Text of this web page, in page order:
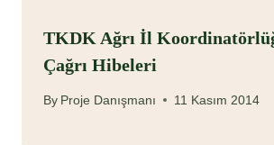
TKDK Ağrı İl
Çağrı Hibeleri
By Proje Danışmanı 11 Kasım 2014